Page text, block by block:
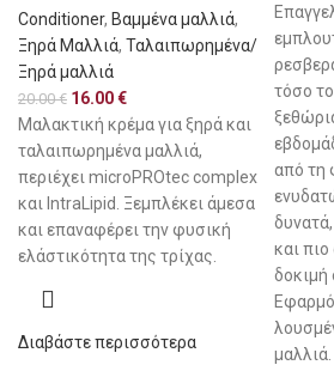
Conditioner, Βαμμένα μαλλιά,
Ξηρά Μαλλιά, Ταλαιπωρημένα/
Ξηρά μαλλιά
20.00€ 16.00€
Μαλακτική κρέμα για ξηρά και
ταλαιπωρημένα μαλλιά,
περιέχει microPROtec complex
και IntraLipid. Ξεμπλέκει άμεσα
και επαναφέρει την φυσική
ελάστικότητα της τρίχας.
Διαβάστε περισσότερα
τόσο
από τη
και
δοκιμή